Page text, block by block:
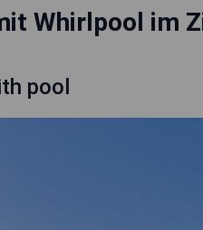
Whirlpool im
pool